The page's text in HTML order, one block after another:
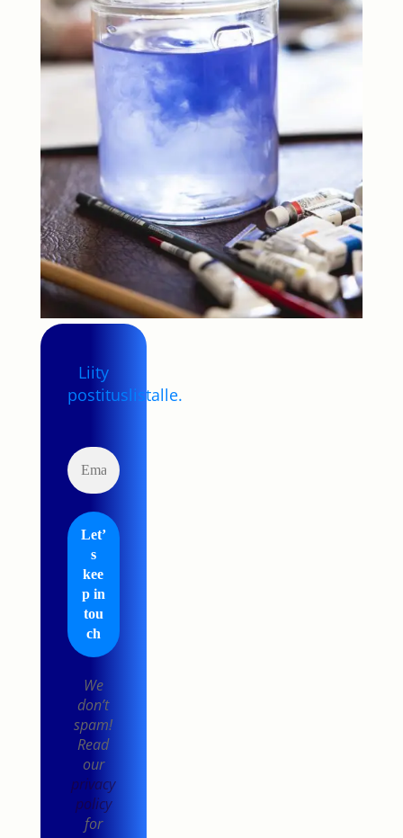
Liity
postituslistalle.
We
don’t
spam!
Read
our
privacy
policy
for